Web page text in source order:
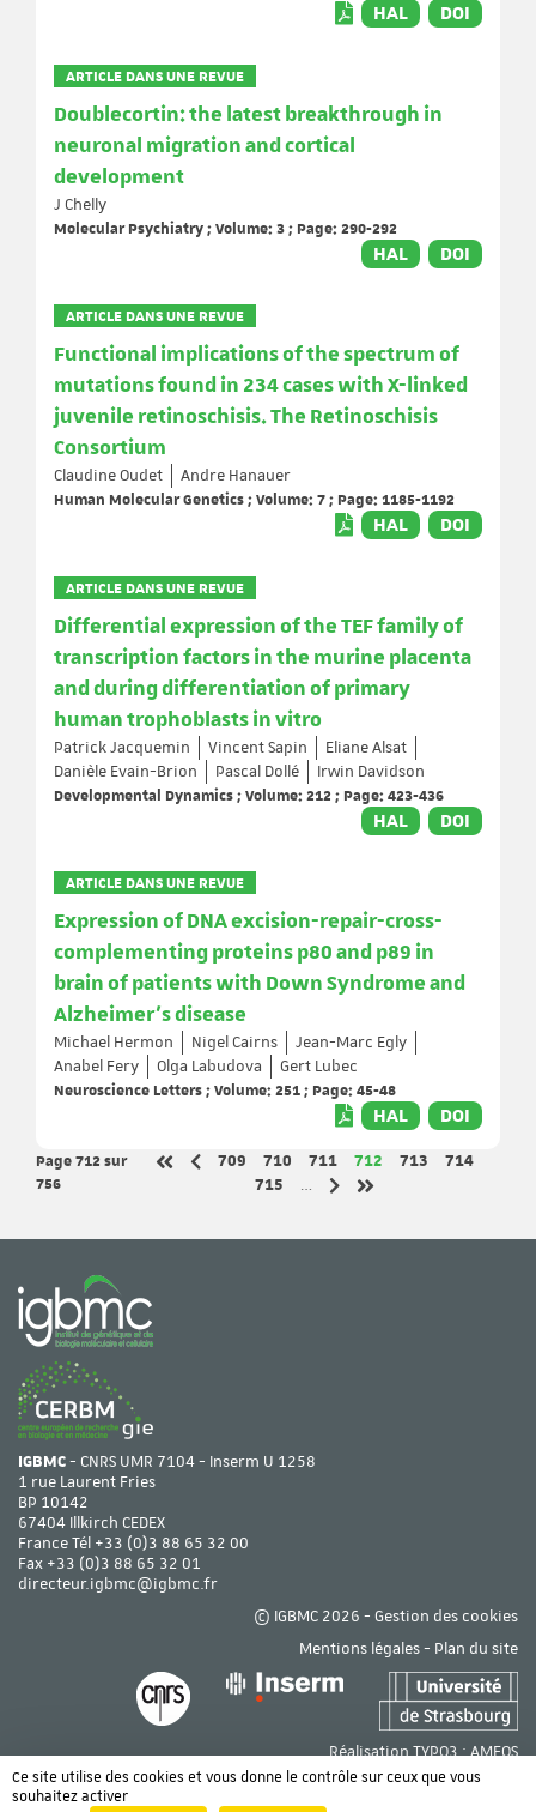
HAL DOI
ARTICLE DANS UNE REVUE
Doublecortin: the latest breakthrough in
neuronal migration and cortical
development
J Chelly
Molecular Psychiatry ; Volume: 3 ; Page: 290-292
HAL DOI
ARTICLE DANS UNE REVUE
Functional implications of the spectrum of
mutations found in 234 cases with X-linked
juvenile retinoschisis. The Retinoschisis
Consortium
Claudine Oudet
Andre Hanauer
Human Molecular Genetics ; Volume: 7 ; Page: 1185-1192
HAL DOI
ARTICLE DANS UNE REVUE
Differential expression of the TEF family of
transcription factors in the murine placenta
and during differentiation of primary
human trophoblasts in vitro
Patrick Jacquemin Vincent Sapin
Eliane Alsat
Danièle Evain-Brion
Pascal Dollé
Irwin Davidson
Developmental Dynamics ; Volume: 212 ; Page: 423-436
HAL DOI
ARTICLE DANS UNE REVUE
Expression of DNA excision-repair-cross-
complementing proteins p80 and p89 in
brain of patients with Down Syndrome and
Alzheimer's disease
Michael Hermon Nigel Cairns
Jean-Marc Egly
Anabel Fery
Olga Labudova
Gert Lubec
Neuroscience Letters ; Volume: 251 ; Page: 45-48
HAL DOI
Page 712sur
756
Première page
Page précédente
Page
709 Page
710 Page
711 Page
712 Page
713 Page
714
Page
715
…
IGBMC- CNRS UMR 7104 - Inserm U 1258
1 rue Laurent Fries
BP 10142
67404 Illkirch CEDEX
France Tél +33 (0)3 88 65 32 00
Fax +33 (0)3 88 65 32 01
directeur.igbmc@igbmc.fr
© IGBMC 2026 - Gestion des cookies
Mentions légales- Plan du site
Réalisation TYPO3 :AMEOS
Ce site utilise des cookies et vous donne le contrôle sur ceux que vous
souhaitez activer